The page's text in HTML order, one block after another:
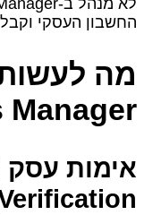
החשבון העסקי
Manager